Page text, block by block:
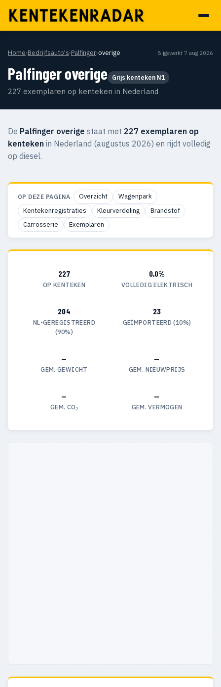
Home›Bedrijfsauto's›Palfinger›overige Bijgewerkt 7 aug 2026
Palfinger overige Grijs kenteken N1
227 exemplaren op kenteken in Nederland
De Palfinger overige staat met 227 exemplaren op
kenteken in Nederland (augustus 2026) en rijdt volledig
op diesel.
OP DEZE PAGINA Overzicht
Wagenpark
Kentekenregistraties
Kleurverdeling
Brandstof
Carrosserie
Exemplaren
227
OP KENTEKEN
0,0%
VOLLEDIG ELEKTRISCH
204
NL-GEREGISTREERD
(90%)
23
GEÏMPORTEERD (10%)
—
GEM. GEWICHT
—
GEM. NIEUWPRIJS
—
GEM. CO₂
—
GEM. VERMOGEN